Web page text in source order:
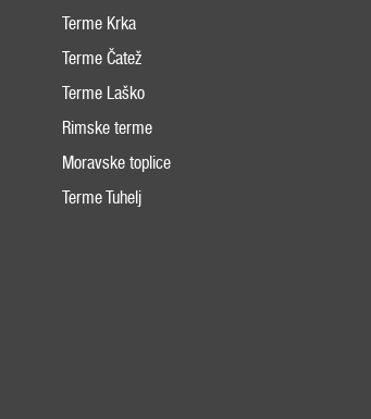
Terme Krka
Terme Čatež
Terme Laško
Rimske terme
Moravske toplice
Terme Tuhelj